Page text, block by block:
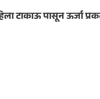
टाकाऊ पासून ऊर्जा